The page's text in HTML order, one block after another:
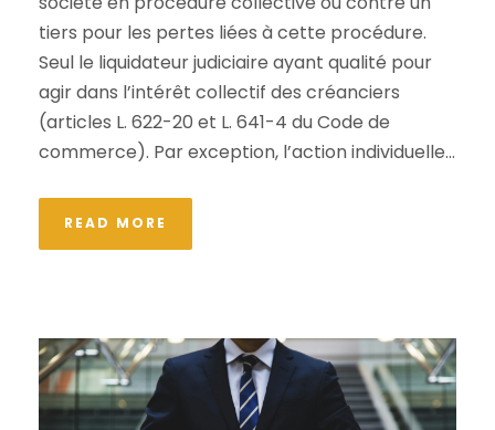
tiers pour les pertes liées à cette procédure.
Seul le liquidateur judiciaire ayant qualité pour
agir dans l’intérêt collectif des créanciers
(articles L. 622-20 et L. 641-4 du Code de
commerce). Par exception, l’action individuelle...
READ MORE